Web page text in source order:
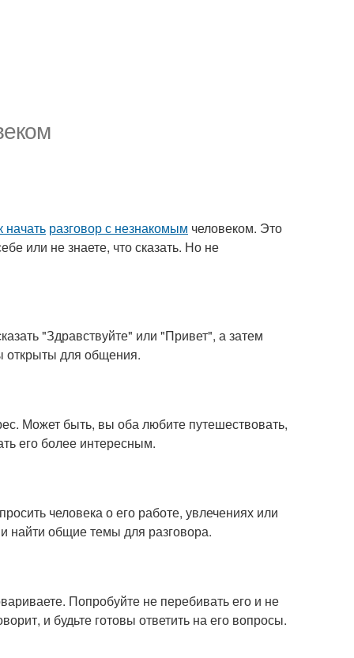
начать разговор с незнакомым человеком. Это
или не знаете, что сказать. Но не
"Здравствуйте" или "Привет", а затем
открыты для общения.
Может быть, вы оба любите путешествовать,
его более интересным.
человека о его работе, увлечениях или
найти общие темы для разговора.
Попробуйте не перебивать его и не
и будьте готовы ответить на его вопросы.